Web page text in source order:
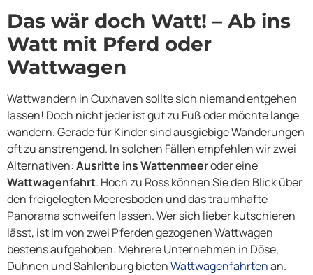
Das wär doch Watt! – Ab ins
Watt mit Pferd oder
Wattwagen
Wattwandern in Cuxhaven sollte sich niemand entgehen
lassen! Doch nicht jeder ist gut zu Fuß oder möchte lange
wandern. Gerade für Kinder sind ausgiebige Wanderungen
oft zu anstrengend. In solchen Fällen empfehlen wir zwei
Alternativen:Ausritte ins Wattenmeeroder eine
Wattwagenfahrt. Hoch zu Ross können Sie den Blick über
den freigelegten Meeresboden und das traumhafte
Panorama schweifen lassen. Wer sich lieber kutschieren
lässt, ist im von zwei Pferden gezogenen Wattwagen
bestens aufgehoben. Mehrere Unternehmen in Döse,
Duhnen und Sahlenburg bietenWattwagenfahrtenan.